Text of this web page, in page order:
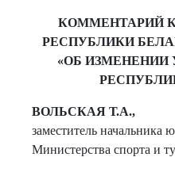
КОММЕНТАРИЙ К
РЕСПУБЛИКИ
«ОБ ИЗМЕНЕНИИ
ВОЛЬСКАЯ Т.А.,
заместитель начальника
Министерства спорта и